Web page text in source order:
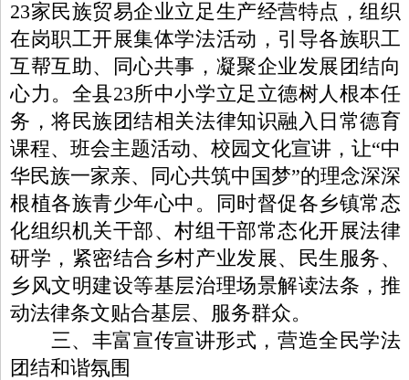
23家民族贸易企业立足生产经营特点，组织
在岗职工开展集体学法活动，引导各族职工
互帮互助、同心共事，凝聚企业发展团结向
心力。全县23所中小学立足立德树人根本任
务，将民族团结相关法律知识融入日常德育
课程、班会主题活动、校园文化宣讲，让“中
华民族一家亲、同心共筑中国梦”的理念深深
根植各族青少年心中。同时督促各乡镇常态
化组织机关干部、村组干部常态化开展法律
研学，紧密结合乡村产业发展、民生服务、
乡风文明建设等基层治理场景解读法条，推
动法律条文贴合基层、服务群众。
三、丰富宣传宣讲形式，营造全民学法
团结和谐氛围